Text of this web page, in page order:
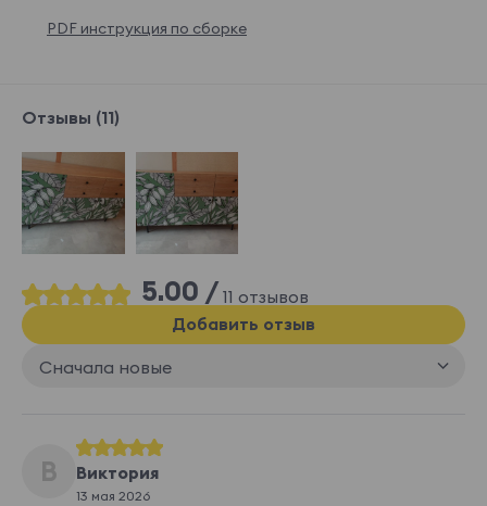
PDF инструкция по сборке
Отзывы (11)
5.00 / 11 отзывов
Сначала новые
Добавить отзыв
В Виктория
13 мая 2026